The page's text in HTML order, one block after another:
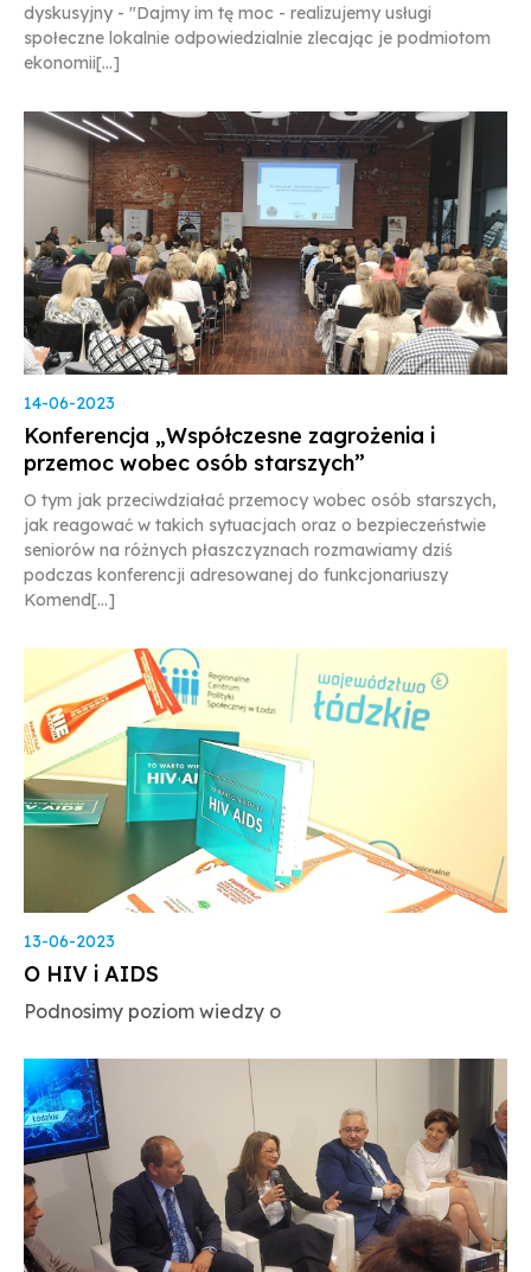
dyskusyjny - "Dajmy im tę moc - realizujemy usługi
społeczne lokalnie odpowiedzialnie zlecając je podmiotom
ekonomii[...]
14-06-2023
Konferencja „Współczesne zagrożenia i
przemoc wobec osób starszych”
O tym jak przeciwdziałać przemocy wobec osób starszych,
jak reagować w takich sytuacjach oraz o bezpieczeństwie
seniorów na różnych płaszczyznach rozmawiamy dziś
podczas konferencji adresowanej do funkcjonariuszy
Komend[...]
13-06-2023
O HIV i AIDS
Podnosimy poziom wiedzy o